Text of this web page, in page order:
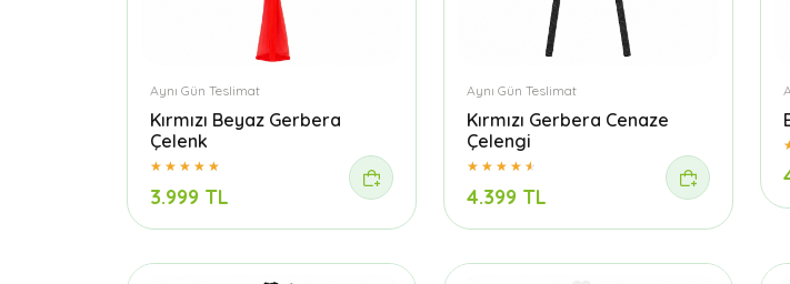
Aynı Gün Teslimat
Kırmızı Beyaz Gerbera
Çelenk
3.999 TL
Aynı Gün Teslimat
Kırmızı Gerbera Cenaze
Çelengi
4.399 TL